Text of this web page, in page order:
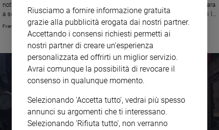
nota... vuol dire che sono brutta», si sfoga una ragazza. La risposta: «Impara
a sorridere a te e agli altri... e a coltivare la simpatia e l’amicizia. scoprirai la
bellezza interiore»
Francesca Fabris
Riusciamo a fornire informazione gratuita
grazie alla pubblicità erogata dai nostri partner.
Accettando i consensi richiesti permetti ai
nostri partner di creare un'esperienza
personalizzata ed offrirti un miglior servizio.
Avrai comunque la possibilità di revocare il
consenso in qualunque momento.
Selezionando 'Accetta tutto', vedrai più spesso
annunci su argomenti che ti interessano.
Selezionando 'Rifiuta tutto', non verranno